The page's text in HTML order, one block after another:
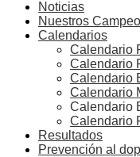
Noticias
Nuestros
Calendarios
Calendario
Calendario
Calendario
Calendario
Calendario
Calendario
Resultados
Prevención al